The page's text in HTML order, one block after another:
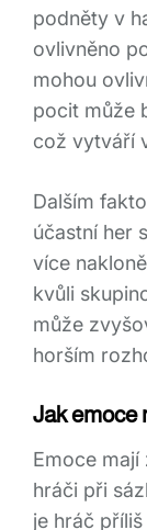
podněty v
ovlivněno
mohou
pocit může
což vytváří
Dalším
účastní her
více
kvůli
může
horším
Jak emoce
Emoce
hráči při
je hráč